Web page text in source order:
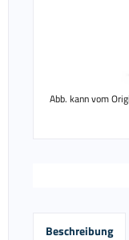
Abb. kann vom
Beschreibung